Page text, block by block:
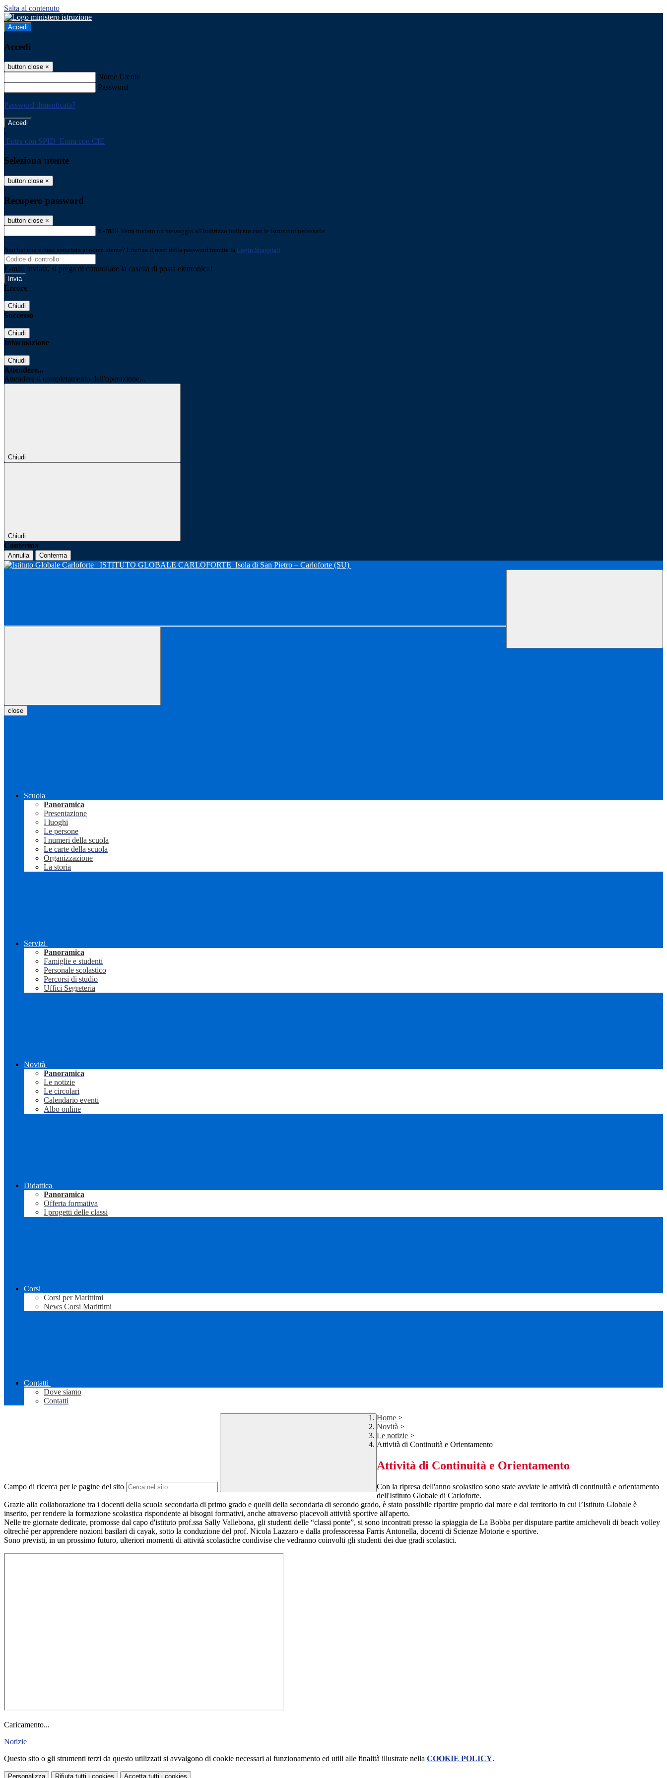
Salta al contenuto
Accedi
Accedi
button close ×
Nome Utente
Password
Password dimenticata?
-
Entra con SPID Entra con CIE
Seleziona utente
button close ×
Recupero password
button close ×
E-mail Verrà inviato un messaggio all'indirizzo indicato con le istruzioni necessarie.
Non hai una e-mail associata al nome utente? Effettua il reset della password tramite la Login Spaggiari
E-mail inviata, si prega di controllare la casella di posta elettronica!
Errore
Chiudi
Successo
Chiudi
Informazione
Chiudi
Attendere...
Attendere il completamento dell'operazione...
Chiudi
Chiudi
Conferma
Annulla Conferma
ISTITUTO GLOBALE CARLOFORTE Isola di San Pietro – Carloforte (SU)
close
Scuola
Panoramica
Presentazione
I luoghi
Le persone
I numeri della scuola
Le carte della scuola
Organizzazione
La storia
Servizi
Panoramica
Famiglie e studenti
Personale scolastico
Percorsi di studio
Uffici Segreteria
Novità
Panoramica
Le notizie
Le circolari
Calendario eventi
Albo online
Didattica
Panoramica
Offerta formativa
I progetti delle classi
Corsi
Corsi per Marittimi
News Corsi Marittimi
Contatti
Dove siamo
Contatti
Campo di ricerca per le pagine del sito
Home >
Novità >
Le notizie >
Attività di Continuità e Orientamento
Attività di Continuità e Orientamento
Con la ripresa dell'anno scolastico sono state avviate le attività di continuità e orientamento
dell'Istituto Globale di Carloforte.
Grazie alla collaborazione tra i docenti della scuola secondaria di primo grado e quelli della secondaria di secondo grado, è stato possibile ripartire proprio dal mare e dal territorio in cui l’Istituto Globale è
inserito, per rendere la formazione scolastica rispondente ai bisogni formativi, anche attraverso piacevoli attività sportive all'aperto.
Nelle tre giornate dedicate, promosse dal capo d'istituto prof.ssa Sally Vallebona, gli studenti delle “classi ponte”, si sono incontrati presso la spiaggia de La Bobba per disputare partite amichevoli di beach volley
oltreché per apprendere nozioni basilari di cayak, sotto la conduzione del prof. Nicola Lazzaro e dalla professoressa Farris Antonella, docenti di Scienze Motorie e sportive.
Sono previsti, in un prossimo futuro, ulteriori momenti di attività scolastiche condivise che vedranno coinvolti gli studenti dei due gradi scolastici.
Caricamento...
Notizie
Questo sito o gli strumenti terzi da questo utilizzati si avvalgono di cookie necessari al funzionamento ed utili alle finalità illustrate nella COOKIE POLICY.
Personalizza Rifiuta tutti i cookies Accetta tutti i cookies